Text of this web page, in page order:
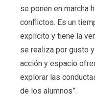
se ponen en marcha
conflictos. Es un
explícito y tiene la
se realiza por gusto
acción y espacio
explorar las
de los alumnos”.